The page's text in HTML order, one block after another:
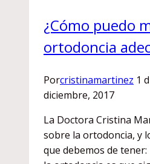
¿Cómo puedo
ortodoncia
Porcristinamartinez 1
diciembre, 2017
La Doctora Cristina
sobre la ortodoncia, y
que debemos de